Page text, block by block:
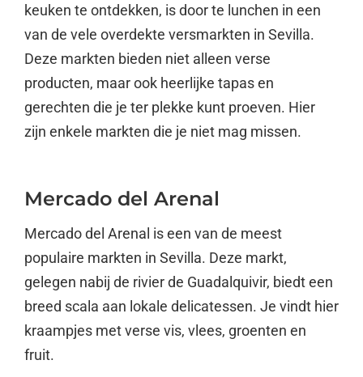
keuken te ontdekken, is door te lunchen in een
van de vele overdekte versmarkten in Sevilla.
Deze markten bieden niet alleen verse
producten, maar ook heerlijke tapas en
gerechten die je ter plekke kunt proeven. Hier
zijn enkele markten die je niet mag missen.
Mercado del Arenal
Mercado del Arenal is een van de meest
populaire markten in Sevilla. Deze markt,
gelegen nabij de rivier de Guadalquivir, biedt een
breed scala aan lokale delicatessen. Je vindt hier
kraampjes met verse vis, vlees, groenten en
fruit.